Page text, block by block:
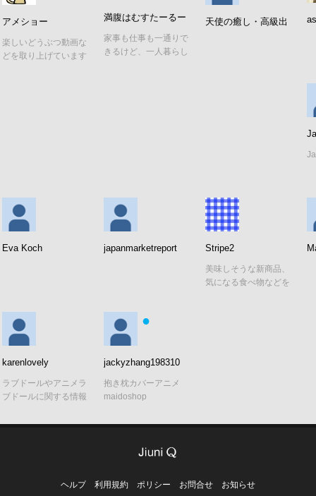
アメショー
楽しいどうぶつ動画な
どを取り上げています
満腹はむすたーるー
む
家事も仕事も一通りで
きるけど、一人暮らし
天使の癒し・高級出
Eva Koch japanmarketreport Stripe2
美味しそうな新商品、
気になる食べ物などを
karenlovely
ラブドールやアニメラ
ブドールに関する情報
ブランド比較、素材の
●
jackyzhang198310
抱き枕カバーアニメ
maidoshop
ヘルプ 利用規約 ポリシー お問合せ お知らせ